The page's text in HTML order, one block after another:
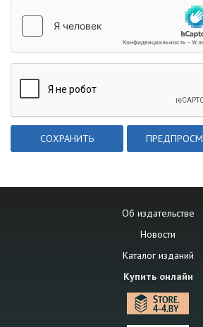
Об издательстве
Новости
Каталог изданий
Купить онлайн